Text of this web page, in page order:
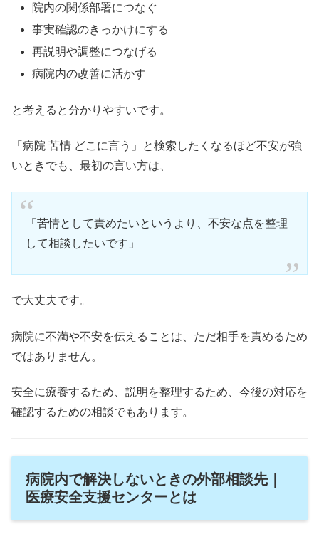
院内の関係部署につなぐ
事実確認のきっかけにする
再説明や調整につなげる
病院内の改善に活かす
と考えると分かりやすいです。
「病院 苦情 どこに言う」と検索したくなるほど不安が強
いときでも、最初の言い方は、
「苦情として責めたいというより、不安な点を整理
して相談したいです」
で大丈夫です。
病院に不満や不安を伝えることは、ただ相手を責めるため
ではありません。
安全に療養するため、説明を整理するため、今後の対応を
確認するための相談でもあります。
病院内で解決しないときの外部相談先｜
医療安全支援センターとは